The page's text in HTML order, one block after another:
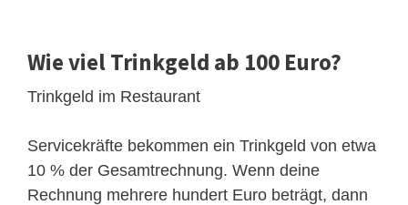
Wie viel Trinkgeld ab 100 Euro?
Trinkgeld im Restaurant
Servicekräfte bekommen ein Trinkgeld von etwa
10 % der Gesamtrechnung. Wenn deine
Rechnung mehrere hundert Euro beträgt, dann